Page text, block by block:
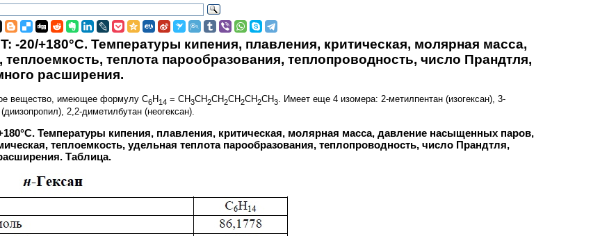
-20/+180°C. Температуры кипения, плавления, критическая, молярная масса,
теплоемкость, теплота парообразования, теплопроводность, число Прандтля,
расширения.
вещество, имеющее формулу C6H14 = CH3CH2CH2CH2CH2CH3. Имеет еще 4 изомера: 2-метилпентан (изогексан), 3-
2,2-диметилбутан (неогексан).
+180°C. Температуры кипения, плавления, критическая, молярная масса, давление насыщенных паров,
теплоемкость, удельная теплота парообразования, теплопроводность, число Прандтля,
Таблица.